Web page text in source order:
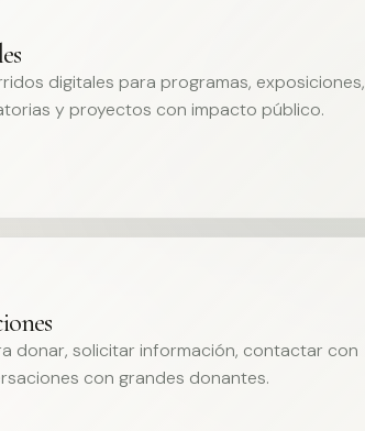
digitales para programas, exposiciones,
y proyectos con impacto público.
donar, solicitar información, contactar con
con grandes donantes.